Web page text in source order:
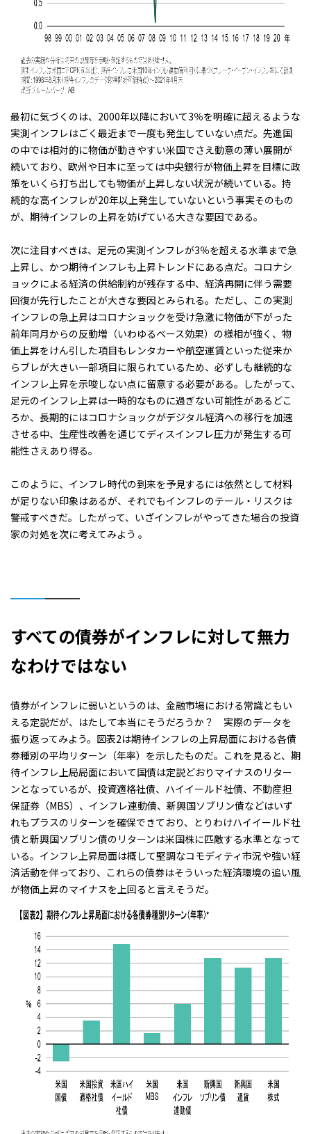
最初に気づくのは、2000年以降において3％を明確に超えるような
実測インフレはごく最近まで一度も発生していない点だ。先進国
の中では相対的に物価が動きやすい米国でさえ動意の薄い展開が
続いており、欧州や日本に至っては中央銀行が物価上昇を目標に政
策をいくら打ち出しても物価が上昇しない状況が続いている。持
続的な高インフレが20年以上発生していないという事実そのもの
が、期待インフレの上昇を妨げている大きな要因である。
次に注目すべきは、足元の実測インフレが3％を超える水準まで急
上昇し、かつ期待インフレも上昇トレンドにある点だ。コロナシ
ョックによる経済の供給制約が残存する中、経済再開に伴う需要
回復が先行したことが大きな要因とみられる。ただし、この実測
インフレの急上昇はコロナショックを受け急激に物価が下がった
前年同月からの反動増（いわゆるベース効果）の様相が強く、物
価上昇をけん引した項目もレンタカーや航空運賃といった従来か
らブレが大きい一部項目に限られているため、必ずしも継続的な
インフレ上昇を示唆しない点に留意する必要がある。したがって、
足元のインフレ上昇は一時的なものに過ぎない可能性があるどこ
ろか、長期的にはコロナショックがデジタル経済への移行を加速
させる中、生産性改善を通じてディスインフレ圧力が発生する可
能性さえあり得る。
このように、インフレ時代の到来を予見するには依然として材料
が足りない印象はあるが、それでもインフレのテール・リスクは
警戒すべきだ。したがって、いざインフレがやってきた場合の投資
家の対処を次に考えてみよう 。
すべての債券がインフレに対して無力
なわけではない
債券がインフレに弱いというのは、金融市場における常識ともい
える定説だが、はたして本当にそうだろうか？ 実際のデータを
振り返ってみよう。図表2は期待インフレの上昇局面における各債
券種別の平均リターン（年率）を示したものだ。これを見ると、期
待インフレ上局局面において国債は定説どおりマイナスのリター
ンとなっているが、投資適格社債、ハイイールド社債、不動産担
保証券（MBS）、インフレ連動債、新興国ソブリン債などはいず
れもプラスのリターンを確保できており、とりわけハイイールド社
債と新興国ソブリン債のリターンは米国株に匹敵する水準となって
いる。インフレ上昇局面は概して堅調なコモディティ市況や強い経
済活動を伴っており、これらの債券はそういった経済環境の追い風
が物価上昇のマイナスを上回ると言えそうだ。